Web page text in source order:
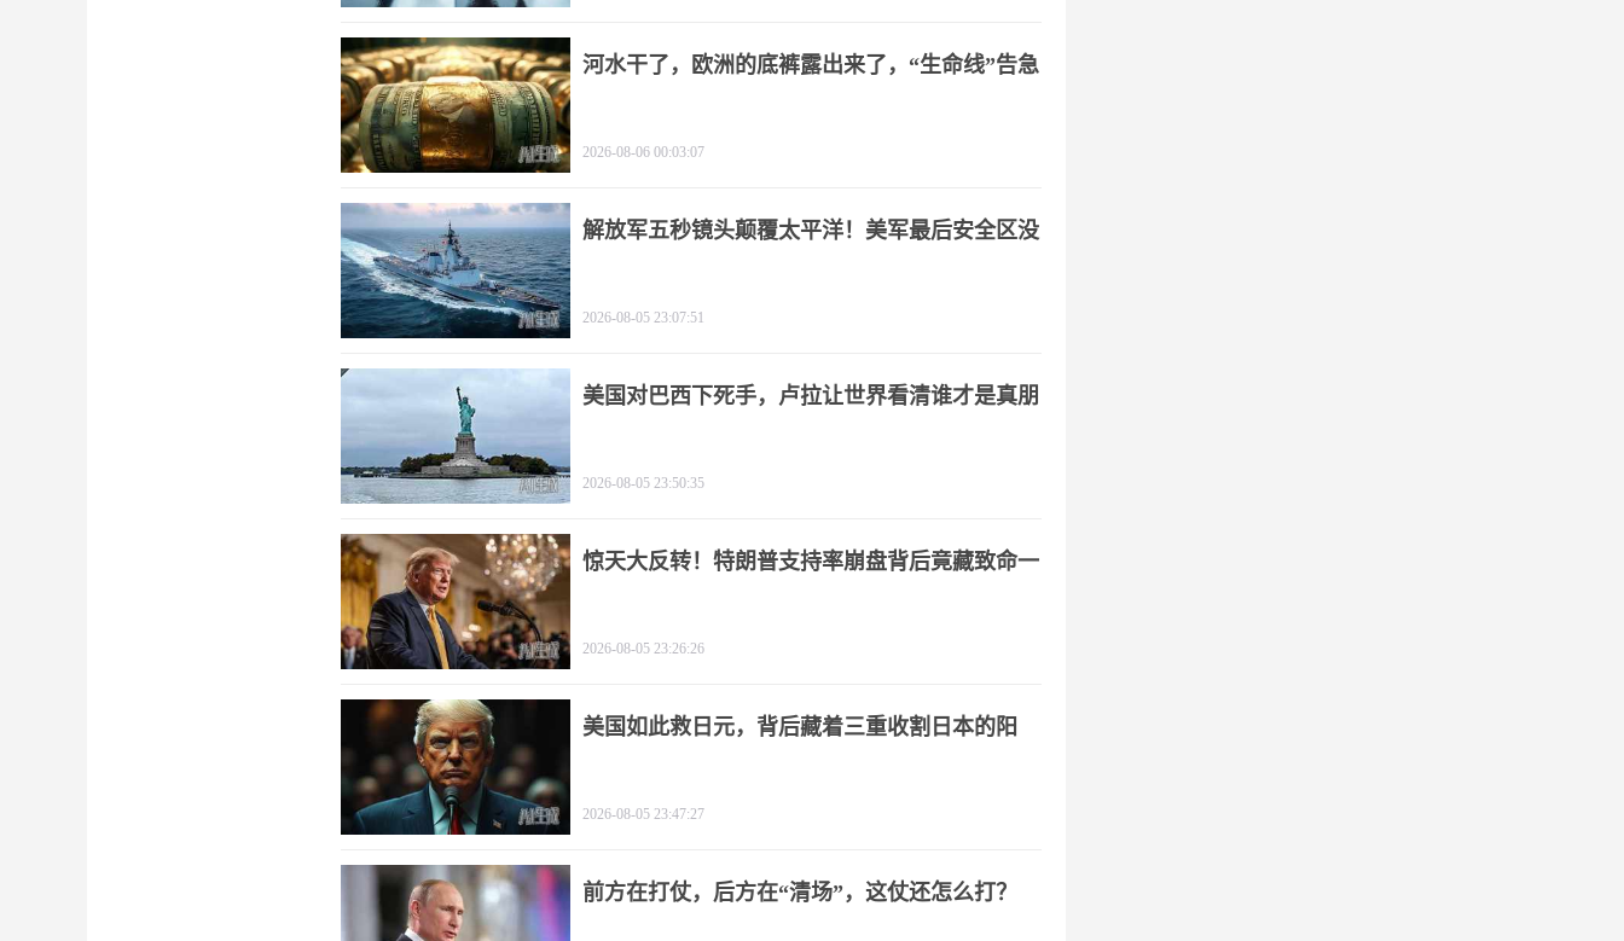
河水干了，欧洲的底裤露出来了，“生命线”告急
2026-08-06 00:03:07
解放军五秒镜头颠覆太平洋！美军最后安全区没
2026-08-05 23:07:51
美国对巴西下死手，卢拉让世界看清谁才是真朋
2026-08-05 23:50:35
惊天大反转！特朗普支持率崩盘背后竟藏致命一
2026-08-05 23:26:26
美国如此救日元，背后藏着三重收割日本的阳
2026-08-05 23:47:27
前方在打仗，后方在“清场”，这仗还怎么打？